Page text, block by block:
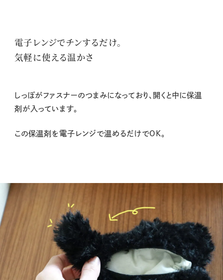
電子レンジでチンするだけ。
気軽に使える温かさ
しっぽがファスナーのつまみになっており、開くと中に保温
剤が入っています。
この保温剤を電子レンジで温めるだけでOK。